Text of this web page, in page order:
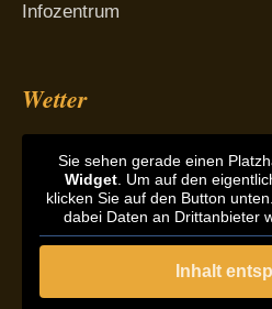
Infozentrum
Wetter
Sie sehen gerade einen
Widget. Um auf den
klicken Sie auf den Button
dabei Daten an Drittanbieter
Inhalt